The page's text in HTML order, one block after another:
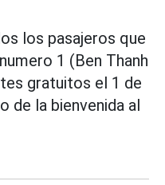
los pasajeros que
1 (Ben Thanh
gratuitos el 1 de
de la bienvenida al